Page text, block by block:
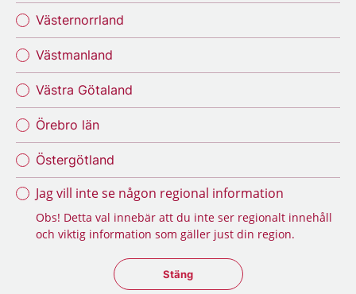
Västernorrland
Västmanland
Västra Götaland
Örebro län
Östergötland
Jag vill inte se någon regional information
Obs! Detta val innebär att du inte ser regionalt innehåll
och viktig information som gäller just din region.
Stäng regionsväljaren
Stäng